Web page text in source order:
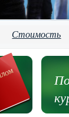
Стоимость